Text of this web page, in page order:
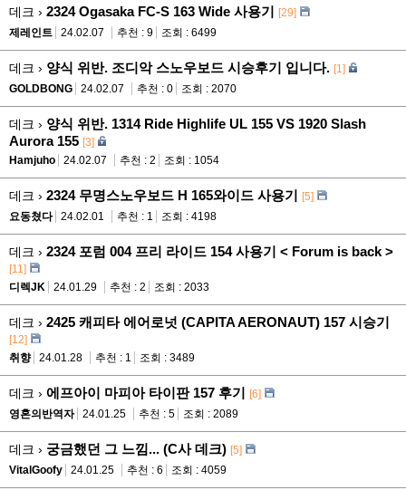
데크 › 2324 Ogasaka FC-S 163 Wide 사용기 [29]
제레인트
24.02.07 추천 : 9 조회 : 6499
데크 › 양식 위반. 조디악 스노우보드 시승후기 입니다. [1]
GOLDBONG
24.02.07 추천 : 0 조회 : 2070
데크 › 양식 위반. 1314 Ride Highlife UL 155 VS 1920 Slash
Aurora 155 [3]
Hamjuho
24.02.07 추천 : 2 조회 : 1054
데크 › 2324 무명스노우보드 H 165와이드 사용기 [5]
요동쳤다
24.02.01 추천 : 1 조회 : 4198
데크 › 2324 포럼 004 프리 라이드 154 사용기 < Forum is back >
[11]
디렉JK
24.01.29 추천 : 2 조회 : 2033
데크 › 2425 캐피타 에어로넛 (CAPITA AERONAUT) 157 시승기
[12]
취향
24.01.28 추천 : 1 조회 : 3489
데크 › 에프아이 마피아 타이판 157 후기 [6]
영혼의반역자
24.01.25 추천 : 5 조회 : 2089
데크 › 궁금했던 그 느낌... (C사 데크) [5]
VitalGoofy
24.01.25 추천 : 6 조회 : 4059